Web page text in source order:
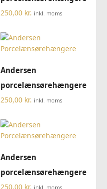
250,00 kr. inkl. moms
Andersen
porcelænsørehængere
250,00 kr. inkl. moms
Andersen
porcelænsørehængere
250,00 kr. inkl. moms